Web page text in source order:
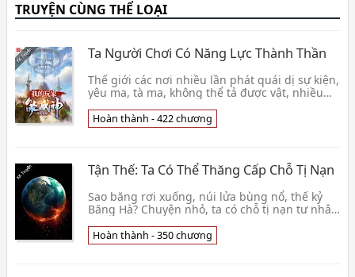
TRUYỆN CÙNG THỂ LOẠI
Ta Người Chơi Có Năng Lực Thành Thần
Thế giới các nơi nhiều lần phát quái dị sự kiện,
yêu ma, tà ma, không thể tả được vật, nhiều
👦 Một đao Chém Chém Chém
Hoàn thành - 422 chương
Tận Thế: Ta Có Thể Thăng Cấp Chỗ Tị Nạn
Sao băng rơi xuống, núi lửa bùng nổ, thế kỷ
Băng Hà? Chuyện nhỏ, ta có chỗ tị nạn tư nhân
sa👦 Bát Linh Hậu Gia Đình Chử Phụ
Hoàn thành - 350 chương